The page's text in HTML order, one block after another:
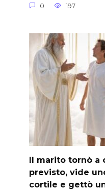
0 197
Il marito tornò a
previsto, vide
cortile e gettò